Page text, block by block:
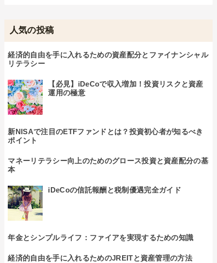
人気の投稿
経済的自由を手に入れるための資産配分とファイナンシャル
リテラシー
【必見】iDeCoで収入増加！投資リスクと資産
運用の極意
新NISAで注目のETFファンドとは？投資初心者が知るべき
ポイント
マネーリテラシー向上のためのグロース投資と資産配分の基
本
iDeCoの信託報酬と税制優遇完全ガイド
年金とシンプルライフ：ファイアを実現するための知識
経済的自由を手に入れるためのJREITと資産管理の方法